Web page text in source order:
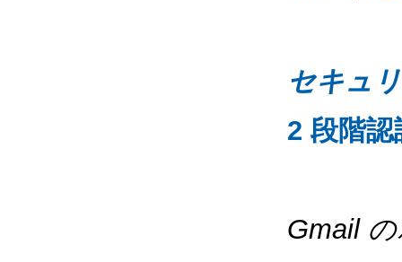
セキュ
2 段階
Gmail